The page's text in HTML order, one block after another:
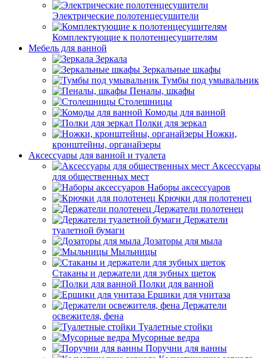
Электрические полотенцесушители
Комплектующие к полотенцесушителям
Мебель для ванной
Зеркала
Зеркальные шкафы
Тумбы под умывальник
Пеналы, шкафы
Столешницы
Комоды для ванной
Полки для зеркал
Ножки,
кронштейны, органайзеры
Аксессуары для ванной и туалета
Аксессуары
для общественных мест
Наборы аксессуаров
Крючки для полотенец
Держатели полотенец
Держатели
туалетной бумаги
Дозаторы для мыла
Мыльницы
Стаканы и держатели для зубных щеток
Полки для ванной
Ершики для унитаза
Держатели
освежителя, фена
Туалетные стойки
Мусорные ведра
Поручни для ванны